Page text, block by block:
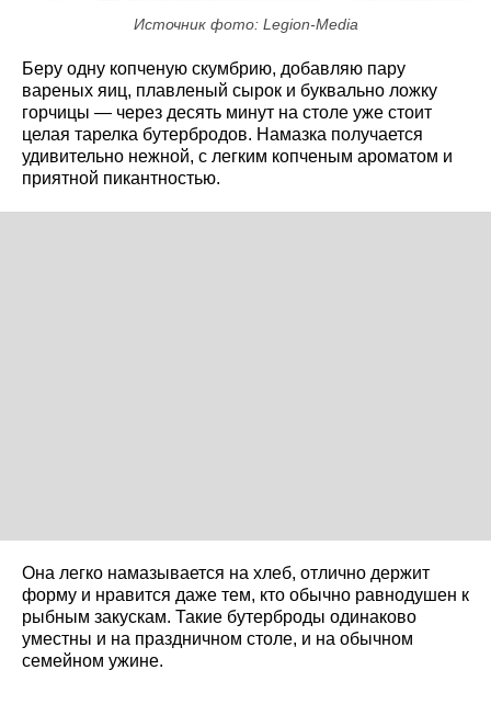
Источник фото: Legion-Media
Беру одну копченую скумбрию, добавляю пару
вареных яиц, плавленый сырок и буквально ложку
горчицы — через десять минут на столе уже стоит
целая тарелка бутербродов. Намазка получается
удивительно нежной, с легким копченым ароматом и
приятной пикантностью.
Она легко намазывается на хлеб, отлично держит
форму и нравится даже тем, кто обычно равнодушен к
рыбным закускам. Такие бутерброды одинаково
уместны и на праздничном столе, и на обычном
семейном ужине.